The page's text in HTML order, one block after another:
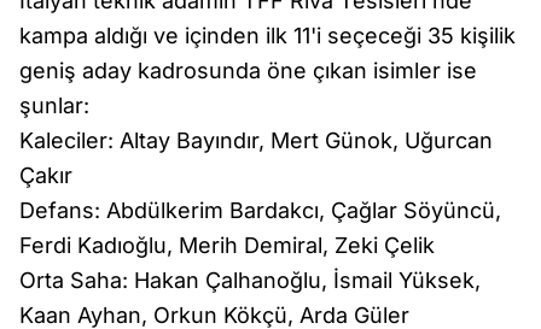
kampa aldığı ve içinden ilk 11'i seçeceği 35 kişilik
geniş aday kadrosunda öne çıkan isimler ise
şunlar:
Kaleciler: Altay Bayındır, Mert Günok, Uğurcan
Çakır
Defans: Abdülkerim Bardakcı, Çağlar Söyüncü,
Ferdi Kadıoğlu, Merih Demiral, Zeki Çelik
Orta Saha: Hakan Çalhanoğlu, İsmail Yüksek,
Kaan Ayhan, Orkun Kökçü, Arda Güler